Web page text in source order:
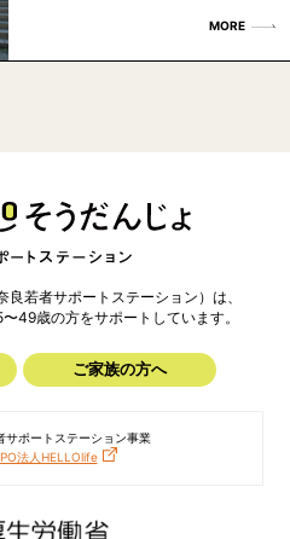
MORE
若者サポートステーション）は、
49歳の方をサポートしています。
ご家族の方へ
サポートステーション事業
法人HELLOlife